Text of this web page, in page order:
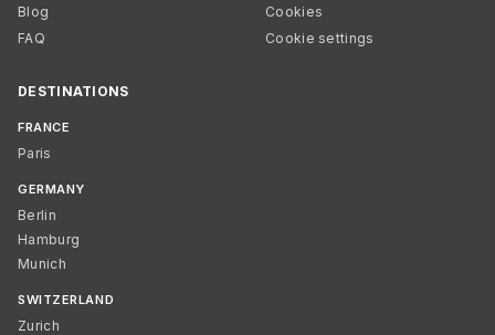
Blog
FAQ
Cookies
Cookie settings
DESTINATIONS
FRANCE
Paris
GERMANY
Berlin
Hamburg
Munich
SWITZERLAND
Zurich